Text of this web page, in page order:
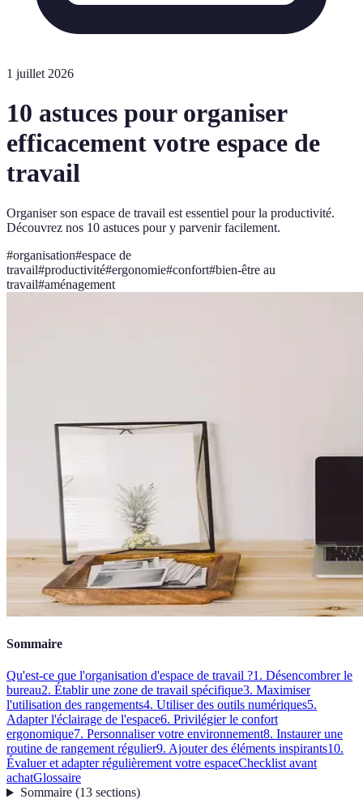
1 juillet 2026
10 astuces pour organiser
efficacement votre espace de
travail
Organiser son espace de travail est essentiel pour la productivité.
Découvrez nos 10 astuces pour y parvenir facilement.
#organisation#espace de
travail#productivité#ergonomie#confort#bien-être au
travail#aménagement
Sommaire
Qu'est-ce que l'organisation d'espace de travail ?1. Désencombrer le
bureau2. Établir une zone de travail spécifique3. Maximiser
l'utilisation des rangements4. Utiliser des outils numériques5.
Adapter l'éclairage de l'espace6. Privilégier le confort
ergonomique7. Personnaliser votre environnement8. Instaurer une
routine de rangement régulier9. Ajouter des éléments inspirants10.
Évaluer et adapter régulièrement votre espaceChecklist avant
achatGlossaire
Sommaire(13 sections)